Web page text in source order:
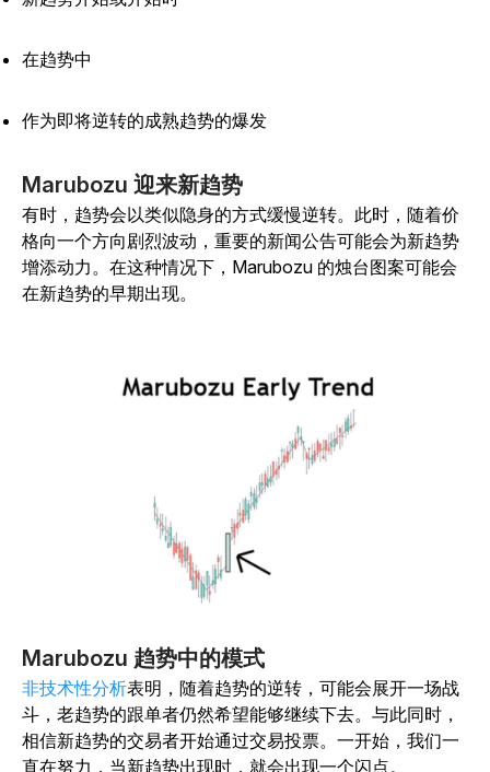
在趋势中
作为即将逆转的成熟趋势的爆发
Marubozu 迎来新趋势
有时，趋势会以类似隐身的方式缓慢逆转。此时，随着价
格向一个方向剧烈波动，重要的新闻公告可能会为新趋势
增添动力。在这种情况下，Marubozu 的烛台图案可能会
在新趋势的早期出现。
Marubozu 趋势中的模式
非技术性分析表明，随着趋势的逆转，可能会展开一场战
斗，老趋势的跟单者仍然希望能够继续下去。与此同时，
相信新趋势的交易者开始通过交易投票。一开始，我们一
直在努力，当新趋势出现时，就会出现一个闪点。